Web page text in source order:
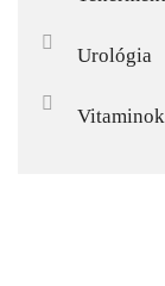
Urológia
Vitaminok